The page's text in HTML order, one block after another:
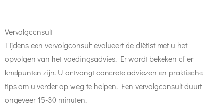
Vervolgconsult
Tijdens een vervolgconsult evalueert de diëtist met u het
opvolgen van het voedingsadvies. Er wordt bekeken of er
knelpunten zijn. U ontvangt concrete adviezen en praktische
tips om u verder op weg te helpen. Een vervolgconsult duurt
ongeveer 15-30 minuten.